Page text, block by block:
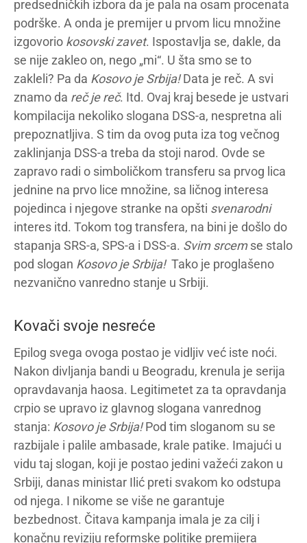
predsedničkih izbora da je pala na osam procenata
podrške. A onda je premijer u prvom licu množine
izgovorio kosovski zavet. Ispostavlja se, dakle, da
se nije zakleo on, nego „mi“. U šta smo se to
zakleli? Pa da Kosovo je Srbija!Data je reč. A svi
znamo da reč je reč. Itd. Ovaj kraj besede je ustvari
kompilacija nekoliko slogana DSS-a, nespretna ali
prepoznatljiva. S tim da ovog puta iza tog večnog
zaklinjanja DSS-a treba da stoji narod. Ovde se
zapravo radi o simboličkom transferu sa prvog lica
jednine na prvo lice množine, sa ličnog interesa
pojedinca i njegove stranke na opšti svenarodni
interes itd. Tokom tog transfera, na bini je došlo do
stapanja SRS-a, SPS-a i DSS-a. Svim srcemse stalo
pod slogan Kosovo je Srbija!Tako je proglašeno
nezvanično vanredno stanje u Srbiji.
Kovači svoje nesreće
Epilog svega ovoga postao je vidljiv već iste noći.
Nakon divljanja bandi u Beogradu, krenula je serija
opravdavanja haosa. Legitimetet za ta opravdanja
crpio se upravo iz glavnog slogana vanrednog
stanja: Kosovo je Srbija!Pod tim sloganom su se
razbijale i palile ambasade, krale patike. Imajući u
vidu taj slogan, koji je postao jedini važeći zakon u
Srbiji, danas ministar Ilić preti svakom ko odstupa
od njega. I nikome se više ne garantuje
bezbednost. Čitava kampanja imala je za cilj i
konačnu reviziju reformske politike premijera